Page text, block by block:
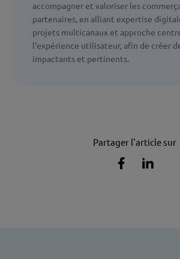
accompagner et valoriser les
partenaires, en alliant expertise
projets multicanaux et approche
l’expérience utilisateur, afin de créer
impactants et pertinents.
Partager l'article sur
PartagerPartager